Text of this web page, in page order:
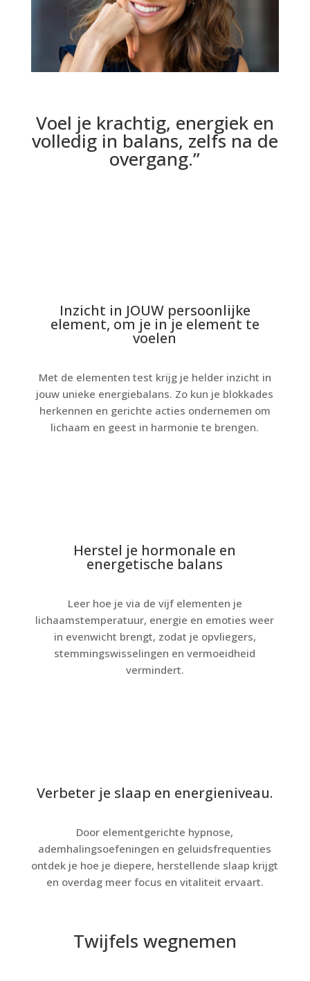
Voel je krachtig, energiek en
volledig in balans, zelfs na de
overgang.”
Inzicht in JOUW persoonlijke
element, om je in je element te
voelen
Met de elementen test krijg je helder inzicht in
jouw unieke energiebalans. Zo kun je blokkades
herkennen en gerichte acties ondernemen om
lichaam en geest in harmonie te brengen.
Herstel je hormonale en
energetische balans
Leer hoe je via de vijf elementen je
lichaamstemperatuur, energie en emoties weer
in evenwicht brengt, zodat je opvliegers,
stemmingswisselingen en vermoeidheid
vermindert.
Verbeter je slaap en energieniveau.
Door elementgerichte hypnose,
ademhalingsoefeningen en geluidsfrequenties
ontdek je hoe je diepere, herstellende slaap krijgt
en overdag meer focus en vitaliteit ervaart.
Twijfels wegnemen